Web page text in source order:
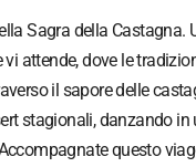
Sagra della Castagna.
attende, dove le
il sapore delle
stagionali, danzando in
questo